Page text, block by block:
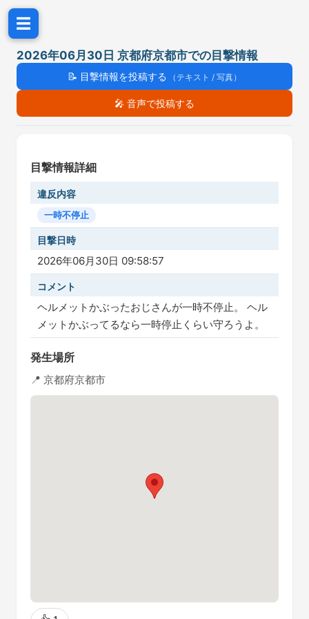
☰
2026年06月30日 京都府京都市での目撃情報
📝 目撃情報を投稿する （テキスト / 写真）
🎤 音声で投稿する
目撃情報詳細
違反内容
一時不停止
目撃日時
2026年06月30日 09:58:57
コメント
ヘルメットかぶったおじさんが一時不停止。 ヘル
メットかぶってるなら一時停止くらい守ろうよ。
発生場所
📍 京都府京都市